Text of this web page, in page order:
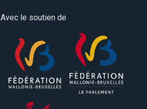
Avec le soutien de